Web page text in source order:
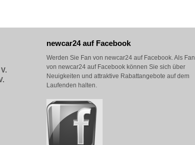
newcar24 auf Facebook
Werden Sie Fan von newcar24 auf Facebook. Als Fan
von newcar24 auf Facebook können Sie sich über
Neuigkeiten und attraktive Rabattangebote auf dem
Laufenden halten.